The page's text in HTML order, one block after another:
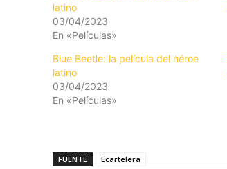
latino
03/04/2023
En «Películas»
Blue Beetle: la película del héroe
latino
03/04/2023
En «Películas»
FUENTE Ecartelera